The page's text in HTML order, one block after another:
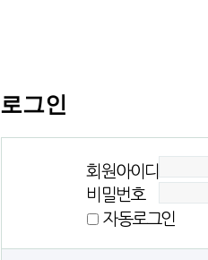
로그인
회원아이디
비밀번호
자동로그인